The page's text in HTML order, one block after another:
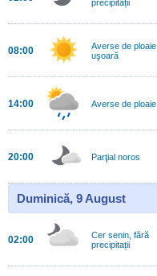
precipitații
08:00
Averse de ploaie
uşoară
14:00 Averse de ploaie
20:00 Parţial noros
Duminică, 9 August
02:00
Cer senin, fără
precipitații